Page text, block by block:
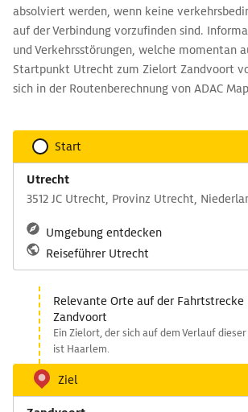
absolviert werden, wenn keine
auf der Verbindung vorzufinden sind.
und Verkehrsstörungen, welche momentan
Startpunkt Utrecht zum Zielort Zandvoort
sich in der Routenberechnung von ADAC
Start
Utrecht
3512 JC Utrecht, Provinz Utrecht,
Umgebung entdecken
Reiseführer Utrecht
Relevante Orte auf der
Zandvoort
Ein Zielort, der sich auf dem Verlauf
ist Haarlem.
Ziel